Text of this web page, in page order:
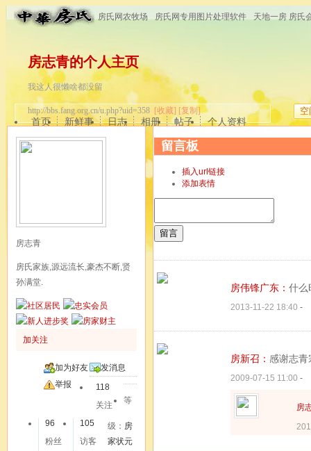
房氏网农牧场 房氏网专用图片处理软件 天地一房 房氏
房志青的个人主页
我这人很懒啥都没留
http://bbs.fang.org.cn/u.php?uid=358 [收藏] [复制] 空
首页 新鲜事 日志 相册 帖子 个人资料
房志青
房氏家族,源远流长,豪杰不断,贤
孙满堂.
加关注
加为好友
发消息
举报
118
关注
96
粉丝
105
访客
等
级： 房
家状元
留言板
插入url链接
添加表情
留言
房伟锋广东： 什么
2013-11-22 18:40 -
房新召： 感谢志
2009-07-15 11:00 -
房